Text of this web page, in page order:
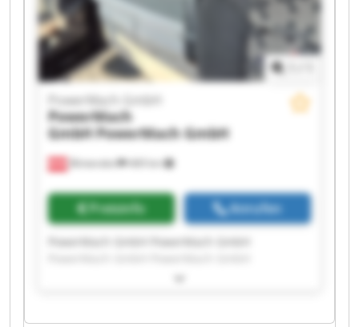
Blintendorf 469 km
PowerMach GmbH
PowerMach
GmbHPowerMach GmbH
Preisinfo Anrufen
PowerMach GmbH PowerMach GmbH
PowerMach GmbH PowerMach GmbH